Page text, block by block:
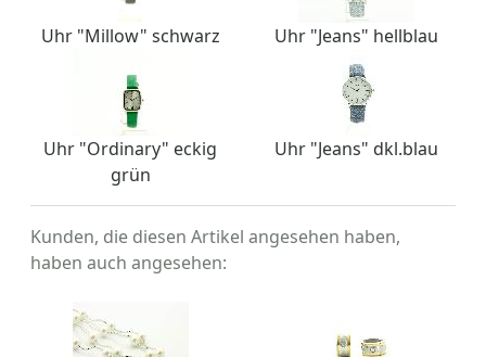
Uhr "Millow" schwarz Uhr "Jeans" hellblau
Uhr "Ordinary" eckig
grün
Uhr "Jeans" dkl.blau
Kunden, die diesen Artikel angesehen haben,
haben auch angesehen: